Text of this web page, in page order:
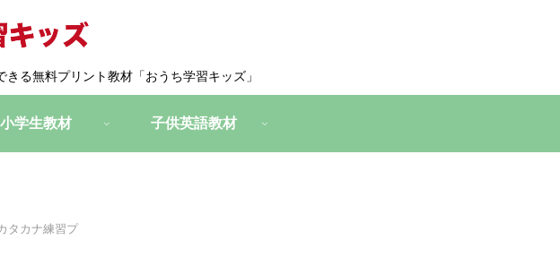
る無料プリント教材「おうち学習キッズ」
小学生教材 子供英語教材
タカナ練習プ